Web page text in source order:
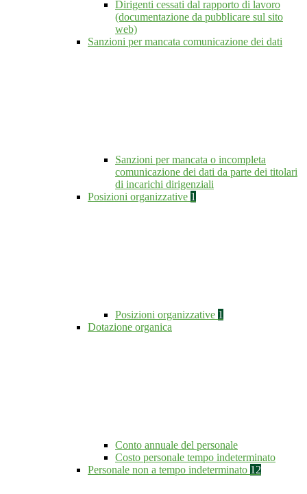
Dirigenti cessati dal rapporto di lavoro
(documentazione da pubblicare sul sito
web)
Sanzioni per mancata comunicazione dei dati
Sanzioni per mancata o incompleta
comunicazione dei dati da parte dei titolari
di incarichi dirigenziali
Posizioni organizzative 1
Posizioni organizzative 1
Dotazione organica
Conto annuale del personale
Costo personale tempo indeterminato
Personale non a tempo indeterminato 12